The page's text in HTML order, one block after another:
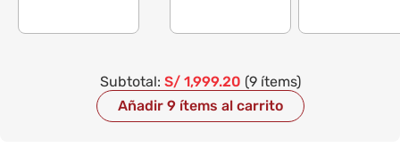
Subtotal: S/ 1,999.20 (9 ítems)
Añadir 9 ítems al carrito